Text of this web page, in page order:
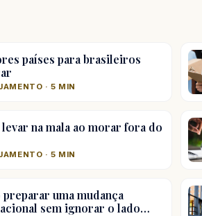
países para brasileiros
· 5 MIN
levar na mala ao morar fora do
· 5 MIN
preparar uma mudança
sem ignorar o lado…